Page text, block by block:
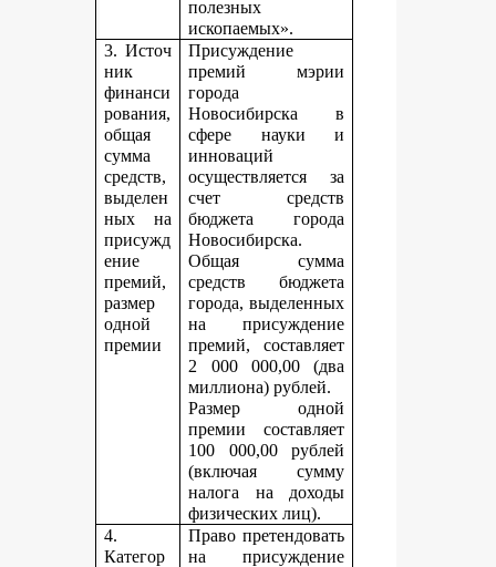
полезных
ископаемых».
3. Источ
ник
финанси
рования,
общая
сумма
средств,
выделен
ных на
присужд
ение
премий,
размер
одной
премии
Присуждение
премий мэрии
города
Новосибирска в
сфере науки и
инноваций
осуществляется за
счет средств
бюджета города
Новосибирска.
Общая сумма
средств бюджета
города, выделенных
на присуждение
премий, составляет
2 000 000,00 (два
миллиона) рублей.
Размер одной
премии составляет
100 000,00 рублей
(включая сумму
налога на доходы
физических лиц).
4.
Категор
Право претендовать
на присуждение